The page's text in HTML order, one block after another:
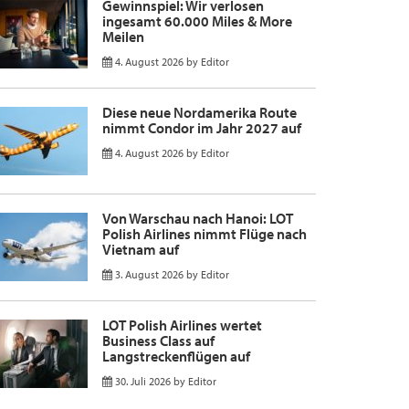
Gewinnspiel: Wir verlosen
ingesamt 60.000 Miles & More
Meilen
4. August 2026 by Editor
Diese neue Nordamerika Route
nimmt Condor im Jahr 2027 auf
4. August 2026 by Editor
Von Warschau nach Hanoi: LOT
Polish Airlines nimmt Flüge nach
Vietnam auf
3. August 2026 by Editor
LOT Polish Airlines wertet
Business Class auf
Langstreckenflügen auf
30. Juli 2026 by Editor